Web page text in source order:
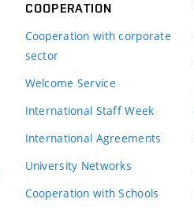
COOPERATION
Cooperation with corporate
sector
Welcome Service
International Staff Week
International Agreements
University Networks
Cooperation with Schools